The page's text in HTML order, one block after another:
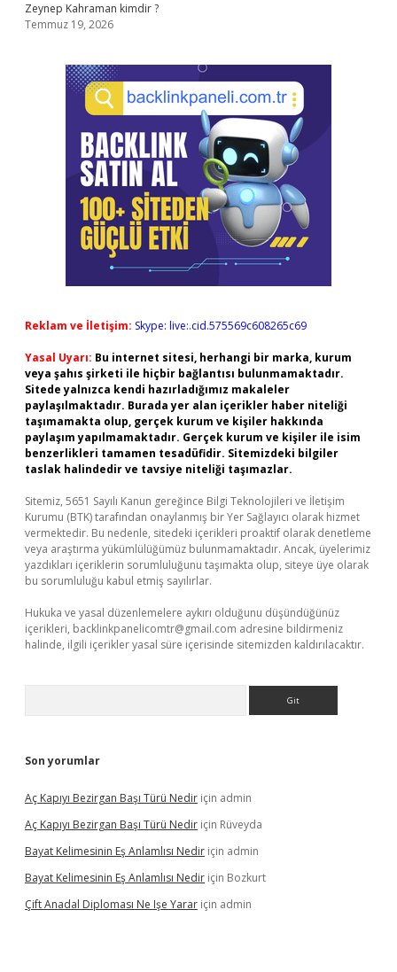
Zeynep Kahraman kimdir ?
Temmuz 19, 2026
Reklam ve İletişim: Skype: live:.cid.575569c608265c69
Yasal Uyarı: Bu internet sitesi, herhangi bir marka, kurum
veya şahıs şirketi ile hiçbir bağlantısı bulunmamaktadır.
Sitede yalnızca kendi hazırladığımız makaleler
paylaşılmaktadır. Burada yer alan içerikler haber niteliği
taşımamakta olup, gerçek kurum ve kişiler hakkında
paylaşım yapılmamaktadır. Gerçek kurum ve kişiler ile isim
benzerlikleri tamamen tesadüfidir. Sitemizdeki bilgiler
taslak halindedir ve tavsiye niteliği taşımazlar.
Sitemiz, 5651 Sayılı Kanun gereğince Bilgi Teknolojileri ve İletişim
Kurumu (BTK) tarafından onaylanmış bir Yer Sağlayıcı olarak hizmet
vermektedir. Bu nedenle, sitedeki içerikleri proaktif olarak denetleme
veya araştırma yükümlülüğümüz bulunmamaktadır. Ancak, üyelerimiz
yazdıkları içeriklerin sorumluluğunu taşımakta olup, siteye üye olarak
bu sorumluluğu kabul etmiş sayılırlar.
Hukuka ve yasal düzenlemelere aykırı olduğunu düşündüğünüz
içerikleri, backlinkpanelicomtr@gmail.com adresine bildirmeniz
halinde, ilgili içerikler yasal süre içerisinde sitemizden kaldırılacaktır.
Son yorumlar
Aç Kapıyı Bezirgan Başı Türü Nedir için admin
Aç Kapıyı Bezirgan Başı Türü Nedir için Rüveyda
Bayat Kelimesinin Eş Anlamlısı Nedir için admin
Bayat Kelimesinin Eş Anlamlısı Nedir için Bozkurt
Çift Anadal Diploması Ne Işe Yarar için admin